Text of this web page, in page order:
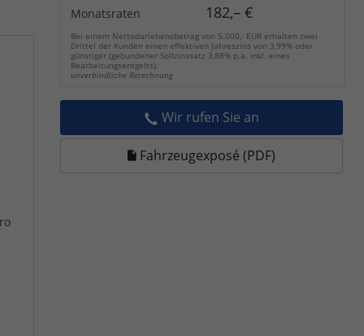
Monatsraten
182,– €
Bei einem Nettodarlehensbetrag von 5.000,- EUR erhalten zwei
Drittel der Kunden einen effektiven Jahreszins von 3,99% oder
günstiger (gebundener Sollzinssatz 3,88% p.a. inkl. eines
Bearbeitungsentgelts).
unverbindliche Berechnung
Wir rufen Sie an
Fahrzeugexposé (PDF)